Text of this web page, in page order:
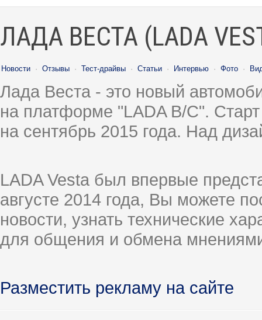
ЛАДА ВЕСТА (LADA
Новости · Отзывы · Тест-драйвы · Статьи · Интервью · Фото ·
Лада Веста - это новый
на платформе "LADA B/C".
на сентябрь 2015 года. Над
LADA Vesta был впервые
августе 2014 года, Вы можете
новости, узнать технические
для общения и обмена
Разместить рекламу на сайте